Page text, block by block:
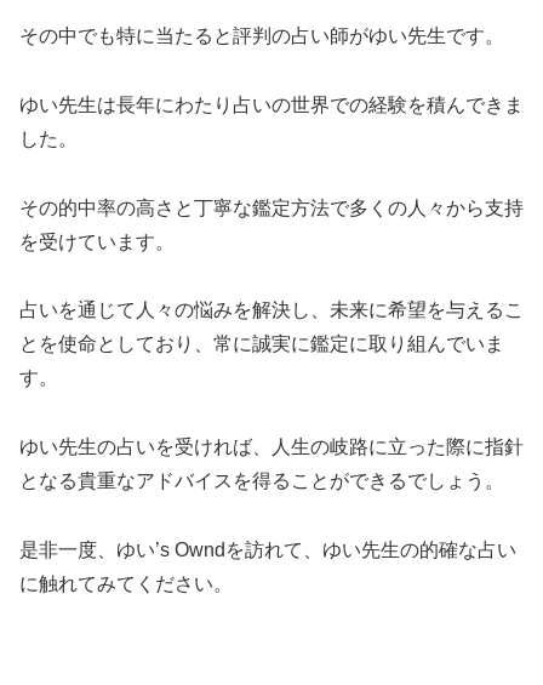
その中でも特に当たると評判の占い師がゆい先生です。
ゆい先生は長年にわたり占いの世界での経験を積んできま
した。
その的中率の高さと丁寧な鑑定方法で多くの人々から支持
を受けています。
占いを通じて人々の悩みを解決し、未来に希望を与えるこ
とを使命としており、常に誠実に鑑定に取り組んでいま
す。
ゆい先生の占いを受ければ、人生の岐路に立った際に指針
となる貴重なアドバイスを得ることができるでしょう。
是非一度、ゆい’s Owndを訪れて、ゆい先生の的確な占い
に触れてみてください。